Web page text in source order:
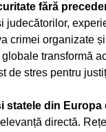
fără
judecătorilor,
crimei organizate
transformă
de stres pentru
statele din Europa
directă.